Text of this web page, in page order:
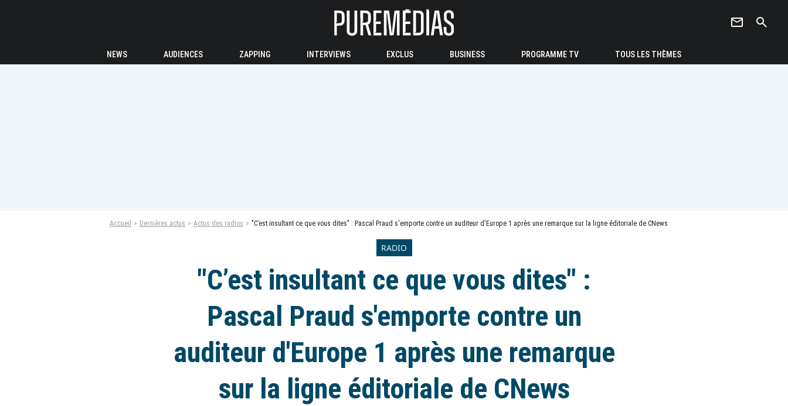
newsletter search
NEWS AUDIENCES ZAPPING INTERVIEWS EXCLUS BUSINESS PROGRAMME TV TOUS LES THÈMES
Accueil Dernières actus Actus des radios "C’est insultant ce que vous dites" : Pascal Praud s'emporte contre un auditeur d'Europe 1 après une remarque sur la ligne éditoriale de CNews
RADIO
"C’est insultant ce que vous dites" :
Pascal Praud s'emporte contre un
auditeur d'Europe 1 après une remarque
sur la ligne éditoriale de CNews